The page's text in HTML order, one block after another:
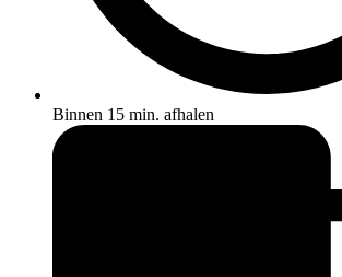
Binnen 15 min. afhalen